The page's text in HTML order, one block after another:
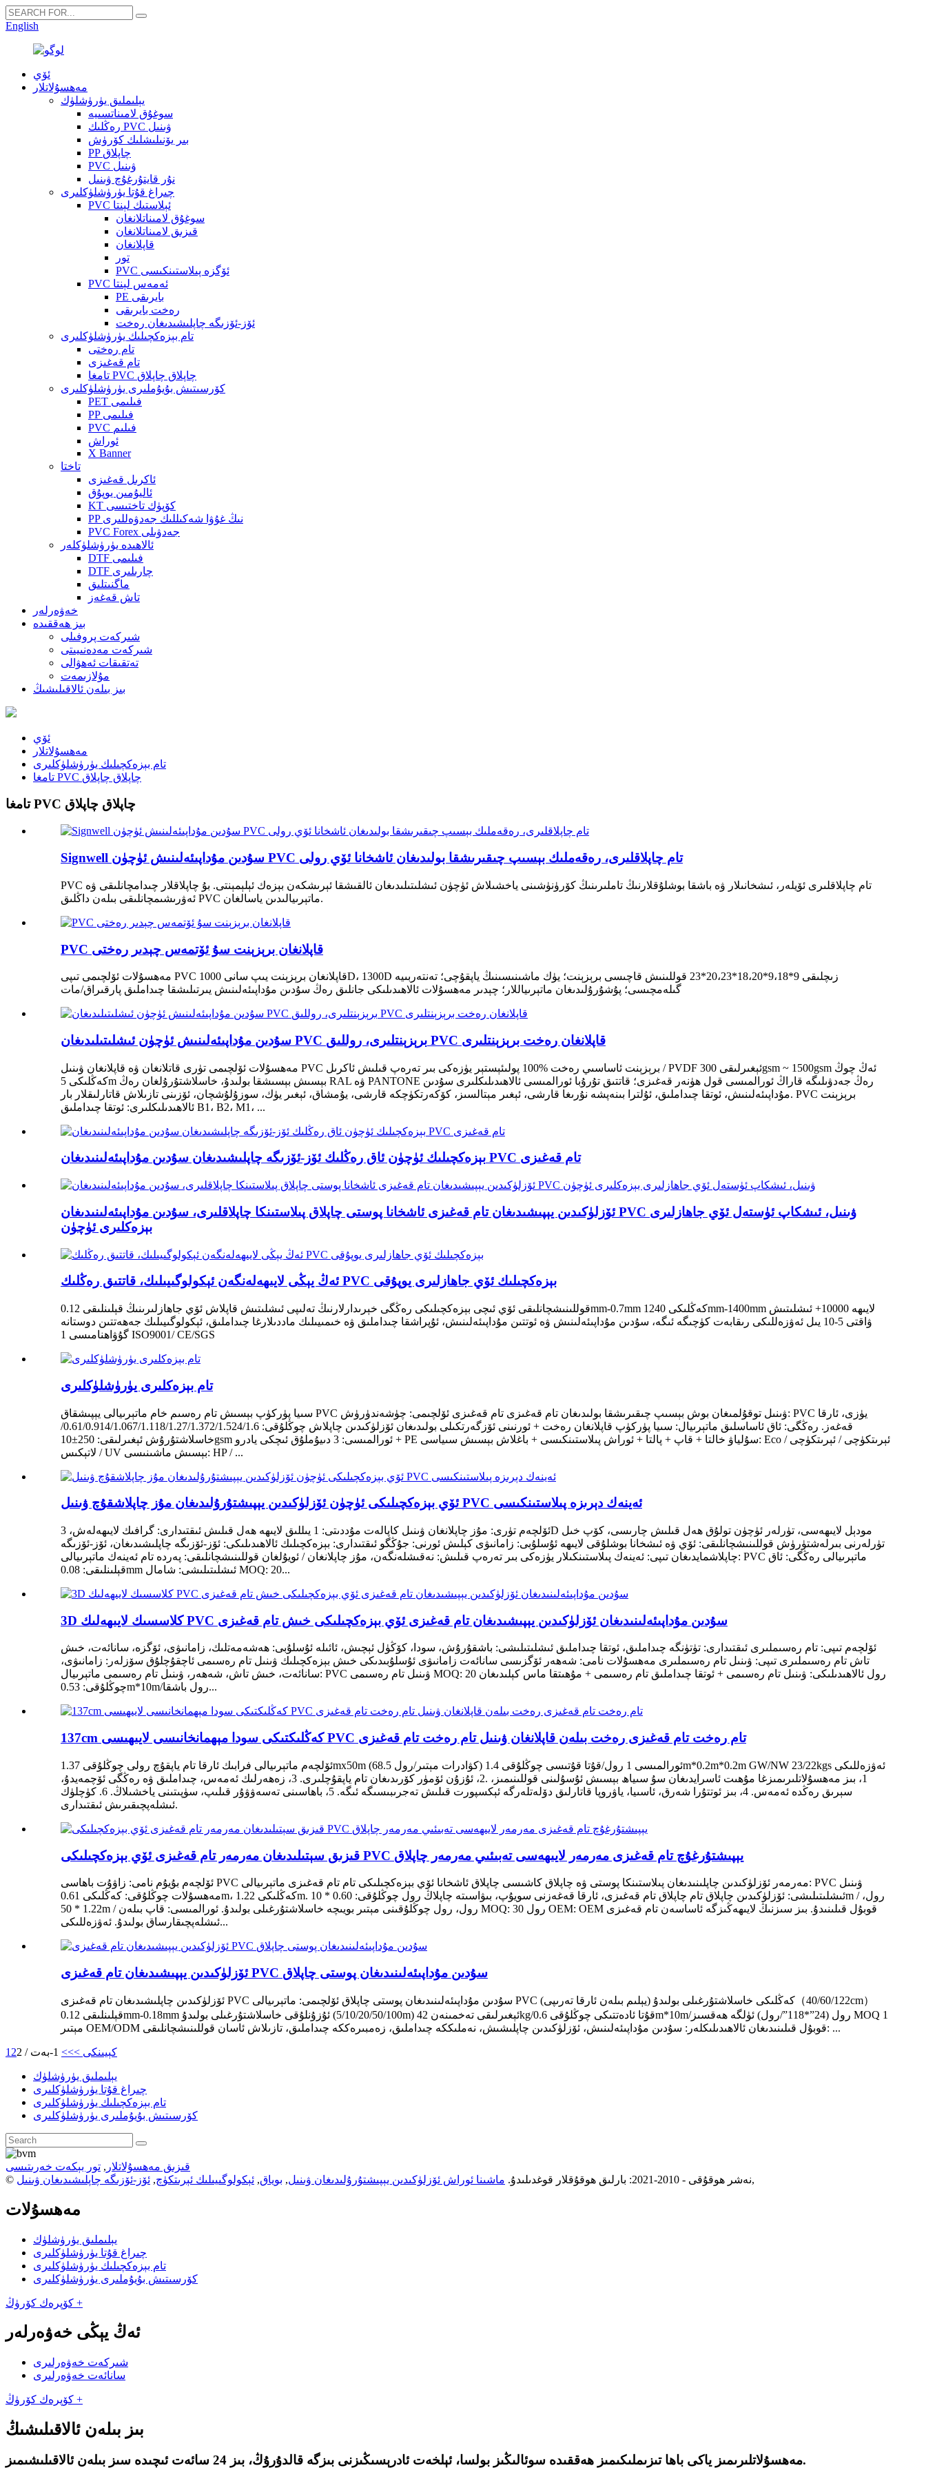
English
ئۆي
مەھسۇلاتلار
يېلىملىق يۈرۈشلۈك
سوغۇق لامىناتسىيە
رەڭلىك PVC ۋىنىل
بىر يۆنىلىشلىك كۆرۈش
PP چاپلاق
PVC ۋىنىل
نۇر قايتۇرغۇچ ۋىنىل
چىراغ قۇتا يۈرۈشلۈكلىرى
PVC ئېلاستىك لېنتا
سوغۇق لامىناتلانغان
قىزىق لامىناتلانغان
قاپلانغان
تور
PVC ئۆگزە پىلاستىنكىسى
PVC ئەمەس لېنتا
PE بايرىقى
رەخت بايرىقى
ئۆز-ئۆزىگە چاپلىشىدىغان رەخت
تام بېزەكچىلىك يۈرۈشلۈكلىرى
تام رەختى
تام قەغىزى
تامغا PVC چاپلاق چاپلاق
كۆرسىتىش بۇيۇملىرى يۈرۈشلۈكلىرى
PET فىلىمى
PP فىلىمى
PVC فىلىم
ئوراش
X Banner
تاختا
ئاكرىل قەغىزى
ئاليۇمىن يوپۇق
KT كۆپۈك تاختىسى
PP نىڭ غۇۋا شەكىللىك جەدۋەللىرى
PVC Forex جەدۋىلى
ئالاھىدە يۈرۈشلۈكلەر
DTF فىلىمى
DTF چارىلىرى
ماگنىتلىق
تاش قەغەز
خەۋەرلەر
بىز ھەققىدە
شىركەت پروفىلى
شىركەت مەدەنىيىتى
تەتقىقات ئەھۋالى
مۇلازىمەت
بىز بىلەن ئالاقىلىشىڭ
ئۆي
مەھسۇلاتلار
تام بېزەكچىلىك يۈرۈشلۈكلىرى
تامغا PVC چاپلاق چاپلاق
تامغا PVC چاپلاق چاپلاق
Signwell سۇدىن مۇداپىئەلىنىش ئۈچۈن PVC تام چاپلاقلىرى، رەقەملىك بېسىپ چىقىرىشقا بولىدىغان ئاشخانا ئۆي رولى
PVC تام چاپلاقلىرى ئۆيلەر، ئىشخانىلار ۋە باشقا بوشلۇقلارنىڭ تاملىرىنىڭ كۆرۈنۈشىنى ياخشىلاش ئۈچۈن ئىشلىتىلىدىغان ئالقىشقا ئېرىشكەن بېزەك ئېلېمېنتى. بۇ چاپلاقلار چىدامچانلىقى ۋە
ئەۋرىشىمچانلىقى بىلەن داڭلىق PVC ماتېرىيالىدىن ياسالغان.
PVC قاپلانغان برېزېنت سۇ ئۆتمەس چېدىر رەختى
مەھسۇلات ئۆلچىمى تىپى PVC قاپلانغان برېزېنت يىپ سانى 1000D، 1300D زىچلىقى 9*9،18*18،20*20،23*23 قوللىنىش قاچىسى برېزېنت؛ يۈك ماشىنىسىنىڭ ياپقۇچى؛ تەنتەربىيە
گىلەمچىسى؛ پۇشۇرۇلىدىغان ماتېرىياللار؛ چېدىر مەھسۇلات ئالاھىدىلىكى جانلىق رەڭ سۇدىن مۇداپىئەلىنىش يىرتىلىشقا چىداملىق پارقىراق/مات
سۇدىن مۇداپىئەلىنىش ئۈچۈن ئىشلىتىلىدىغان PVC برېزېنتلىرى، روللىق PVC قاپلانغان رەخت برېزېنتلىرى
مەھسۇلات ئۆلچىمى تۈرى قاتلانغان ۋە قاپلانغان ۋىنىل PVC برېزېنت ئاساسىي رەخت %100 پولىئېستېر يۈزەكى بىر تەرەپ قىلىش ئاكرىل / PVDF ئېغىرلىقى 300gsm ~ 1500gsm ئەڭ چوڭ
كەڭلىكى 5m بېسىش بېسىشقا بولىدۇ، خاسلاشتۇرۇلغان رەڭ RAL ۋە PANTONE رەڭ جەدۋىلىگە قاراڭ ئورالمىسى قول ھۈنەر قەغىزى؛ قاتتىق تۇرۇبا ئورالمىسى ئالاھىدىلىكلىرى سۇدىن
مۇداپىئەلىنىش، ئوتقا چىداملىق، ئۇلترا بىنەپشە نۇرىغا قارشى، ئېغىر مېتالسىز، كۆكەرتكۈچكە قارشى، يۇمشاق، ئېغىر يۈك، سوزۇلۇشچان، ئۆزىنى تازىلاش قاتارلىقلار بار. PVC برېزېنت
ئالاھىدىلىكلىرى: ئوتقا چىداملىق B1، B2، M1، ...
بېزەكچىلىك ئۈچۈن ئاق رەڭلىك ئۆز-ئۆزىگە چاپلىشىدىغان سۇدىن مۇداپىئەلىنىدىغان PVC تام قەغىزى
ئۆزلۈكىدىن يېپىشىدىغان تام قەغىزى ئاشخانا پوستى چاپلاق پىلاستىنكا چاپلاقلىرى، سۇدىن مۇداپىئەلىنىدىغان PVC ۋىنىل، ئىشكاپ ئۈستەل ئۆي جاھازلىرى
بېزەكلىرى ئۈچۈن
ئەڭ يېڭى لايىھەلەنگەن ئېكولوگىيىلىك، قاتتىق رەڭلىك PVC بېزەكچىلىك ئۆي جاھازلىرى يوپۇقى
قوللىنىشچانلىقى ئۆي ئىچى بېزەكچىلىكى رەڭگى خېرىدارلارنىڭ تەلىپى ئىشلىتىش قاپلاش ئۆي جاھازلىرىنىڭ قېلىنلىقى 0.12mm-0.7mm كەڭلىكى 1240mm-1400mm لايىھە 10000+ ئىشلىتىش
ۋاقتى 5-10 يىل ئەۋزەللىكى رىقابەت كۈچىگە ئىگە، سۇدىن مۇداپىئەلىنىش ۋە ئوتتىن مۇداپىئەلىنىش، ئۇپراشقا چىداملىق ۋە خىمىيىلىك ماددىلارغا چىداملىق، ئېكولوگىيىلىك جەھەتتىن دوستانە
گۇۋاھنامىسى 1 ISO9001/ CE/SGS
تام بېزەكلىرى يۈرۈشلۈكلىرى
سىيا پۈركۈپ بېسىش تام رەسىم خام ماتېرىيالى يېپىشقاق PVC ۋىنىل توقۇلمىغان بوش بېسىپ چىقىرىشقا بولىدىغان تام قەغىزى تام قەغىزى ئۆلچىمى: چۈشەندۈرۈش: PVC يۈزى، ئارقا
قەغەز. رەڭگى: ئاق ئاساسلىق ماتېرىيال: سىيا پۈركۈپ قاپلانغان رەخت + ئورنىنى ئۆزگەرتكىلى بولىدىغان ئۆزلۈكىدىن چاپلاش چوڭلۇقى: 0.61/0.914/1.067/1.118/1.27/1.372/1.524/1.6/
خاسلاشتۇرۇش ئېغىرلىقى: 250±10gsm ئورالمىسى: 3 دىيۇملۇق ئىچكى يادرو + PE سۇلياۋ خالتا + قاپ + پالتا + ئوراش پىلاستىنكىسى + باغلاش بېسىش سىياسى: Eco ئېرىتكۈچى / ئېرىتكۈچى /
لاتېكىس / UV بېسىش ماشىنىسى: HP / ...
ئۆي بېزەكچىلىكى ئۈچۈن ئۆزلۈكىدىن يېپىشتۇرۇلىدىغان مۇز چاپلاشقۇچ ۋىنىل PVC ئەينەك دېرىزە پىلاستىنكىسى
ئۆلچەم تۈرى: مۇز چاپلانغان ۋىنىل كاپالەت مۇددىتى: 1 يىللىق لايىھە ھەل قىلىش ئىقتىدارى: گرافىك لايىھەلەش، 3D مودېل لايىھەسى، تۈرلەر ئۈچۈن تولۇق ھەل قىلىش چارىسى، كۆپ خىل
تۈرلەرنى بىرلەشتۈرۈش قوللىنىشچانلىقى: ئۆي ۋە ئىشخانا بوشلۇقى لايىھە ئۇسلۇبى: زامانىۋى كېلىش ئورنى: جۇڭگو ئىقتىدارى: بېزەكچىلىك ئالاھىدىلىكى: ئۆز-ئۆزىگە چاپلىشىدىغان، ئۆز-ئۆزىگە
چاپلاشمايدىغان تىپى: ئەينەك پىلاستىنكىلار يۈزەكى بىر تەرەپ قىلىش: نەقىشلەنگەن، مۇز چاپلانغان / ئويۇلغان قوللىنىشچانلىقى: پەردە تام ئەينەك ماتېرىيالى: PVC ماتېرىيالى رەڭگى: ئاق
قېلىنلىقى: 0.08mm ئىشلىتىلىشى: شامال MOQ: 20...
3D كلاسسىك لايىھەلىك PVC سۇدىن مۇداپىئەلىنىدىغان ئۆزلۈكىدىن يېپىشىدىغان تام قەغىزى ئۆي بېزەكچىلىكى خىش تام قەغىزى
ئۆلچەم تىپى: تام رەسىملىرى ئىقتىدارى: تۈتۈنگە چىداملىق، ئوتقا چىداملىق ئىشلىتىلىشى: باشقۇرۇش، سودا، كۆڭۈل ئېچىش، ئائىلە ئۇسلۇبى: ھەشەمەتلىك، زامانىۋى، ئۆگزە، سانائەت، خىش
تاش تام رەسىملىرى تىپى: ۋىنىل تام رەسىملىرى مەھسۇلات نامى: شەھەر ئۆگزىسى سانائەت زامانىۋى ئۇسلۇبىدىكى خىش بېزەكچىلىك ۋىنىل تام رەسىمى ئاچقۇچلۇق سۆزلەر: زامانىۋى،
سانائەت، خىش تاش، شەھەر، ۋىنىل تام رەسىمى ماتېرىيال: PVC ۋىنىل تام رەسىمى MOQ: 20 رول ئالاھىدىلىكى: ۋىنىل تام رەسىمى + ئوتقا چىداملىق تام رەسىمى + مۇھىتقا ماس كېلىدىغان
چوڭلۇقى: 0.53m*10m/رول باشقا...
137cm كەڭلىكتىكى سودا مېھمانخانىسى لايىھىسى PVC تام رەخت تام قەغىزى رەخت بىلەن قاپلانغان ۋىنىل تام رەخت تام قەغىزى
ئۆلچەم ماتېرىيالى فرابىك ئارقا تام ياپقۇچ رولى چوڭلۇقى 1.37mx50m (68.5 كۋادرات مېتىر/رول) ئورالمىسى 1 رول/قۇتا قۇتىسى چوڭلۇقى 1.4m*0.2m*0.2m GW/NW 23/22kgs ئەۋزەللىكى
1، بىز مەھسۇلاتلىرىمىزغا مۇھىت ئاسرايدىغان سۇ سىياھ بېسىش ئۇسۇلىنى قوللىنىمىز، .2، ئۇزۇن ئۆمۈر كۆرىدىغان تام ياپقۇچلىرى. 3، زەھەرلىك ئەمەس، چىداملىق ۋە رەڭگى ئۆچمەيدۇ،
سېرىق رەڭدە ئەمەس. 4، بىز ئوتتۇرا شەرق، ئاسىيا، ياۋروپا قاتارلىق دۆلەتلەرگە ئېكسپورت قىلىش تەجرىبىسىگە ئىگە. 5، باھاسىنى تەسەۋۋۇر قىلىپ، سۈپىتىنى ياخشىلاڭ. 6. كۈچلۈك
ئىشلەپچىقىرىش ئىقتىدارى.
قىزىق سېتىلىدىغان مەرمەر تام قەغىزى ئۆي بېزەكچىلىكى PVC يېپىشتۇرغۇچ تام قەغىزى مەرمەر لايىھەسى تەبىئىي مەرمەر چاپلاق
ئۆلچەم بۇيۇم نامى: زاۋۇت باھاسى PVC مەرمەر ئۆزلۈكىدىن چاپلىنىدىغان پىلاستىنكا پوستى ۋە چاپلاق كاشىسى چاپلاق ئاشخانا ئۆي بېزەكچىلىكى تام تام قەغىزى ماتېرىيالى: PVC ۋىنىل
مەھسۇلات چوڭلۇقى: كەڭلىكى 0.61m، كەڭلىكى 1.22m. ئىشلىتىلىشى: ئۆزلۈكىدىن چاپلاق تام چاپلاق تام قەغىزى، ئارقا قەغەزنى سويۇپ، بىۋاسىتە چاپلاڭ رول چوڭلۇقى: 0.60 * 10m / رول،
1.22 * 50m / رول، رول چوڭلۇقىنى مېتىر بويىچە خاسلاشتۇرغىلى بولىدۇ. ئورالمىسى: قاپ بىلەن MOQ: 30 رول OEM: OEM قوبۇل قىلىنىدۇ. بىز سىزنىڭ لايىھەڭىزگە ئاساسەن تام قەغىزى
ئىشلەپچىقارساق بولىدۇ. ئەۋزەللىكى...
ئۆزلۈكىدىن يېپىشىدىغان تام قەغىزى PVC سۇدىن مۇداپىئەلىنىدىغان پوستى چاپلاق
ئۆزلۈكىدىن چاپلىشىدىغان تام قەغىزى PVC سۇدىن مۇداپىئەلىنىدىغان پوستى چاپلاق ئۆلچىمى: ماتېرىيالى PVC (يېلىم بىلەن ئارقا تەرىپى) كەڭلىكى خاسلاشتۇرغىلى بولىدۇ（40/60/122cm）
قېلىنلىقى 0.12mm-0.18mm ئۇزۇنلۇقى خاسلاشتۇرغىلى بولىدۇ (5/10/20/50/100m) ئېغىرلىقى تەخمىنەن 42kg/قۇتا ئادەتتىكى چوڭلۇقى 0.6m*10m/رول (24”*118”/رول) ئۈلگە ھەقسىز MOQ 1
مېتىر OEM/ODM قوبۇل قىلىنىدىغان ئالاھىدىلىكلەر: سۇدىن مۇداپىئەلىنىش، ئۆزلۈكىدىن چاپلىشىش، نەملىككە چىداملىق، زەمبىرەككە چىداملىق، تازىلاش ئاسان قوللىنىشچانلىقى: ...
1 2 كېيىنكى >>> 1-بەت / 2
يېلىملىق يۈرۈشلۈك
چىراغ قۇتا يۈرۈشلۈكلىرى
تام بېزەكچىلىك يۈرۈشلۈكلىرى
كۆرسىتىش بۇيۇملىرى يۈرۈشلۈكلىرى
قىزىق مەھسۇلاتلار , تور بېكەت خەرىتىسى
© نەشر ھوقۇقى - 2010-2021: بارلىق ھوقۇقلار قوغدىلىدۇ.
ماشىنا ئوراش ئۆزلۈكىدىن يېپىشتۇرۇلىدىغان ۋىنىل, بوياق, ئېكولوگىيىلىك ئېرىتكۈچ, ئۆز-ئۆزىگە چاپلىشىدىغان ۋىنىل ,
مەھسۇلات
يېلىملىق يۈرۈشلۈك
چىراغ قۇتا يۈرۈشلۈكلىرى
تام بېزەكچىلىك يۈرۈشلۈكلىرى
كۆرسىتىش بۇيۇملىرى يۈرۈشلۈكلىرى
كۆپرەك كۆرۈڭ +
ئەڭ يېڭى خەۋەرلەر
شىركەت خەۋەرلىرى
سانائەت خەۋەرلىرى
كۆپرەك كۆرۈڭ +
بىز بىلەن ئالاقىلىشىڭ
مەھسۇلاتلىرىمىز ياكى باھا تىزىملىكىمىز ھەققىدە سوئالىڭىز بولسا، ئېلخەت ئادرېسىڭىزنى بىزگە قالدۇرۇڭ، بىز 24 سائەت ئىچىدە سىز بىلەن ئالاقىلىشىمىز.